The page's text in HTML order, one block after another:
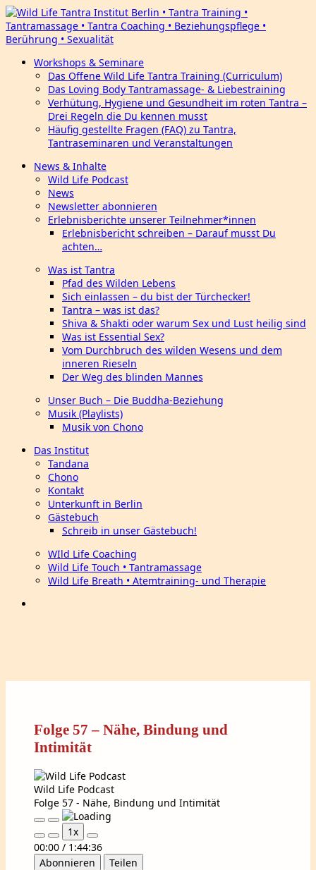
Workshops & Seminare
Das Offene Wild Life Tantra Training (Curriculum)
Das Loving Body Tantramassage- & Liebestraining
Verhütung, Hygiene und Gesundheit im roten Tantra –
Drei Regeln die Du kennen musst
Häufig gestellte Fragen (FAQ) zu Tantra,
Tantraseminaren und Veranstaltungen
News & Inhalte
Wild Life Podcast
News
Newsletter abonnieren
Erlebnisberichte unserer Teilnehmer*innen
Erlebnisbericht schreiben – Darauf musst Du
achten…
Was ist Tantra
Pfad des Wilden Lebens
Sich einlassen – du bist der Türchecker!
Tantra – was ist das?
Shiva & Shakti oder warum Sex und Lust heilig sind
Was ist Essential Sex?
Vom Durchbruch des wilden Wesens und dem
inneren Rieseln
Der Weg des blinden Mannes
Unser Buch – Die Buddha-Beziehung
Musik (Playlists)
Musik von Chono
Das Institut
Tandana
Chono
Kontakt
Unterkunft in Berlin
Gästebuch
Schreib in unser Gästebuch!
WIld Life Coaching
Wild Life Touch • Tantramassage
Wild Life Breath • Atemtraining- und Therapie
Folge 57 – Nähe, Bindung und
Intimität
Wild Life Podcast
Folge 57 - Nähe, Bindung und Intimität
Play
Episode
Pause
Episode
1x
00:00 / 1:44:36
Abonnieren
Teilen